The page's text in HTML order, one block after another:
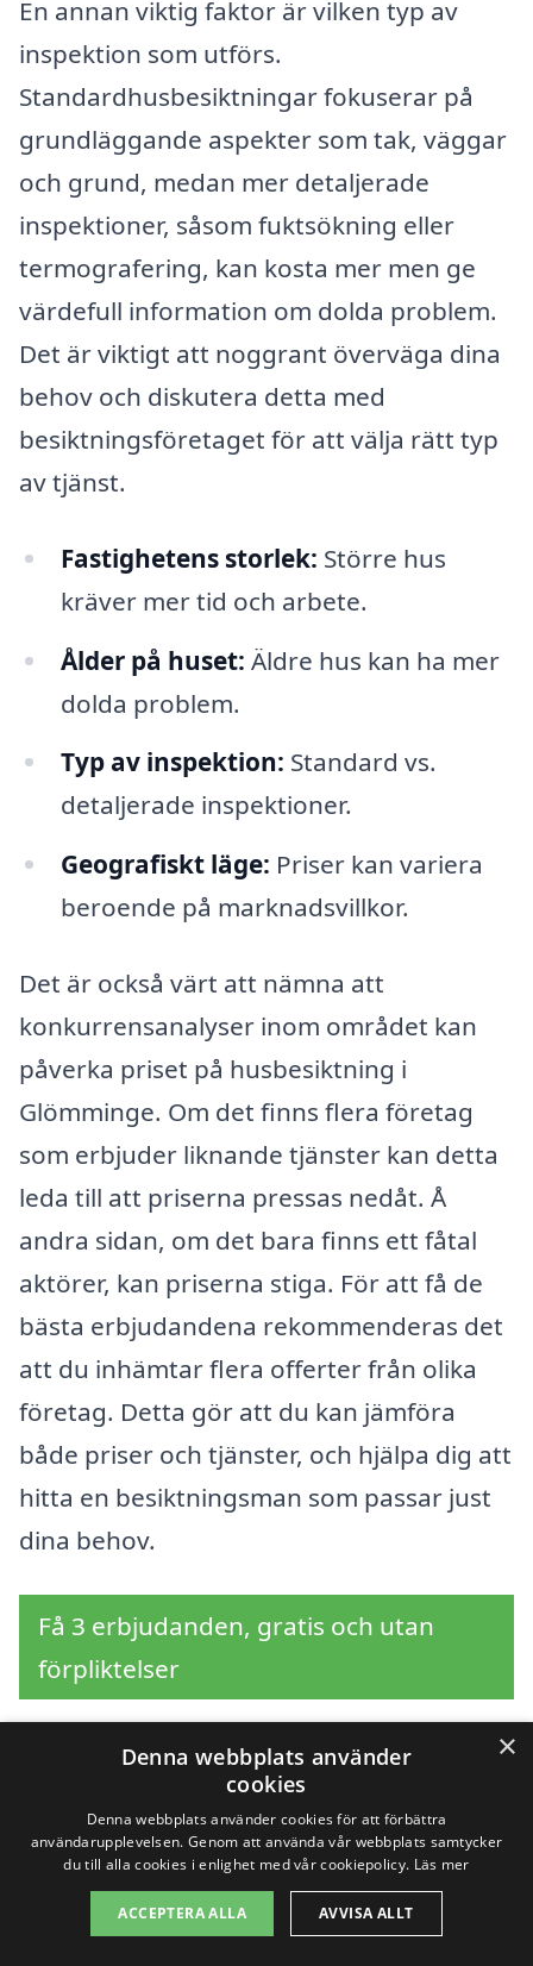
En annan viktig faktor är vilken typ av
inspektion som utförs.
Standardhusbesiktningar fokuserar på
grundläggande aspekter som tak, väggar
och grund, medan mer detaljerade
inspektioner, såsom fuktsökning eller
termografering, kan kosta mer men ge
värdefull information om dolda problem.
Det är viktigt att noggrant överväga dina
behov och diskutera detta med
besiktningsföretaget för att välja rätt typ
av tjänst.
Fastighetens storlek: Större hus
kräver mer tid och arbete.
Ålder på huset: Äldre hus kan ha mer
dolda problem.
Typ av inspektion: Standard vs.
detaljerade inspektioner.
Geografiskt läge: Priser kan variera
beroende på marknadsvillkor.
Det är också värt att nämna att
konkurrensanalyser inom området kan
påverka priset på husbesiktning i
Glömminge. Om det finns flera företag
som erbjuder liknande tjänster kan detta
leda till att priserna pressas nedåt. Å
andra sidan, om det bara finns ett fåtal
aktörer, kan priserna stiga. För att få de
bästa erbjudandena rekommenderas det
att du inhämtar flera offerter från olika
företag. Detta gör att du kan jämföra
både priser och tjänster, och hjälpa dig att
hitta en besiktningsman som passar just
dina behov.
Få 3 erbjudanden, gratis och utan
förpliktelser
Sök efter en
professionell för
husbesiktning i andra
×
Denna webbplats använder
cookies
Denna webbplats använder cookies för att förbättra
användarupplevelsen. Genom att använda vår webbplats samtycker
du till alla cookies i enlighet med vår cookiepolicy. Läs mer
ACCEPTERA ALLA AVVISA ALLT